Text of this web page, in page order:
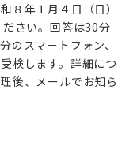
８年１月４日（日）
さい。回答は30分
のスマートフォン、
検します。詳細につ
後、メールでお知ら